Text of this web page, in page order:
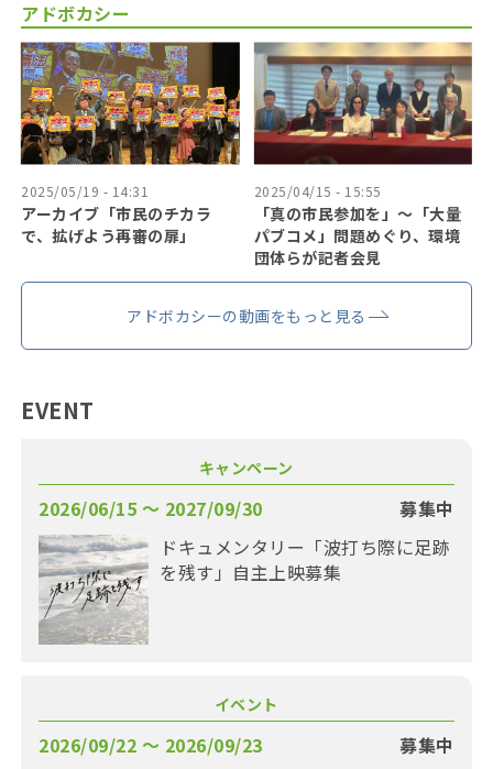
アドボカシー
2025/05/19 - 14:31
アーカイブ「市民のチカラ
で、拡げよう再審の扉」
2025/04/15 - 15:55
「真の市民参加を」〜「大量
パブコメ」問題めぐり、環境
団体らが記者会見
アドボカシーの動画をもっと見る
EVENT
キャンペーン
2026/06/15 〜 2027/09/30
募集中
ドキュメンタリー「波打ち際に足跡
を残す」自主上映募集
イベント
2026/09/22 〜 2026/09/23
募集中